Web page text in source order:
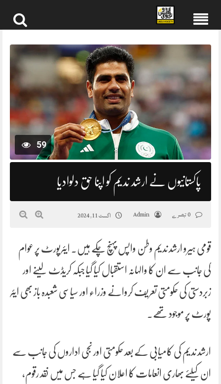
59
پاکستانیوں نے ارشد ندیم کو اپنا حق دلوادیا
Admin اگست 11, 2024
قومی ہیرو ارشد ندیم وطن واپس پہنچ چکے ہیں۔ ایئرپورٹ پر عوام
کی جانب سے ان کا والہانہ استقبال کیا گیا جبکہ کریڈٹ لینے اور
زبردستی کی حکومتی تعریف کروانے وزراء اور سیاسی شعبدہ باز بھی ایئر
پورٹ پر موجود تھے۔
ارشد ندیم کی کامیابی کے بعد حکومتی اور نجی اداروں کی جانب سے
ان کیلئے بھاری انعامات کا اعلان کیا گیا ہے جس میں نقد رقوم،